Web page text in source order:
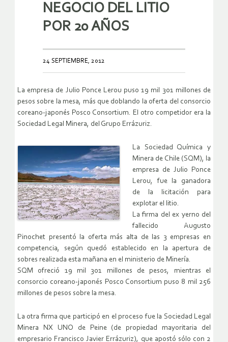
NEGOCIO DEL LITIO
POR 20 AÑOS
24 SEPTIEMBRE, 2012
La empresa de Julio Ponce Lerou puso 19 mil 301 millones de
pesos sobre la mesa, más que doblando la oferta del consorcio
coreano-japonés Posco Consortium. El otro competidor era la
Sociedad Legal Minera, del Grupo Errázuriz.
La Sociedad Química y
Minera de Chile (SQM), la
empresa de Julio Ponce
Lerou, fue la ganadora
de la licitación para
explotar el litio.
La firma del ex yerno del
fallecido Augusto
Pinochet presentó la oferta más alta de las 3 empresas en
competencia, según quedó establecido en la apertura de
sobres realizada esta mañana en el ministerio de Minería.
SQM ofreció 19 mil 301 millones de pesos, mientras el
consorcio coreano-japonés Posco Consortium puso 8 mil 256
millones de pesos sobre la mesa.
La otra firma que participó en el proceso fue la Sociedad Legal
Minera NX UNO de Peine (de propiedad mayoritaria del
empresario Francisco Javier Errázuriz), que apostó sólo con 2